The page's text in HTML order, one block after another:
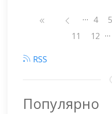
Нумерация
… 4 5
Страница
11 12 …
RSS
Популярно